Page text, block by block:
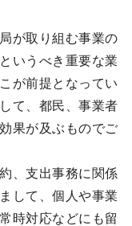
が取り組む事業の
いうべき重要な業
が前提となってい
て、都民、事業者
果が及ぶものでご
、支出事務に関係
して、個人や事業
時対応などにも留